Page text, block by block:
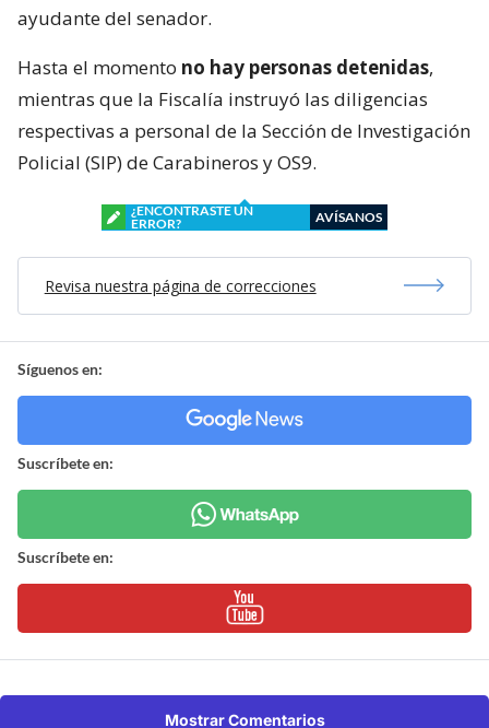
ayudante del senador.
Hasta el momento no hay personas detenidas,
mientras que la Fiscalía instruyó las diligencias
respectivas a personal de la Sección de Investigación
Policial (SIP) de Carabineros y OS9.
¿ENCONTRASTE UN
ERROR?
AVÍSANOS
Revisa nuestra página de correcciones
Síguenos en:
Suscríbete en:
Suscríbete en:
Mostrar Comentarios